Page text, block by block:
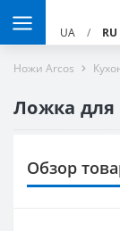
UA / RU
Ножи Arcos
Ложка для
Обзор